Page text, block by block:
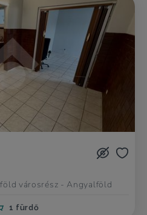
városrész - Angyalföld
1 fürdő